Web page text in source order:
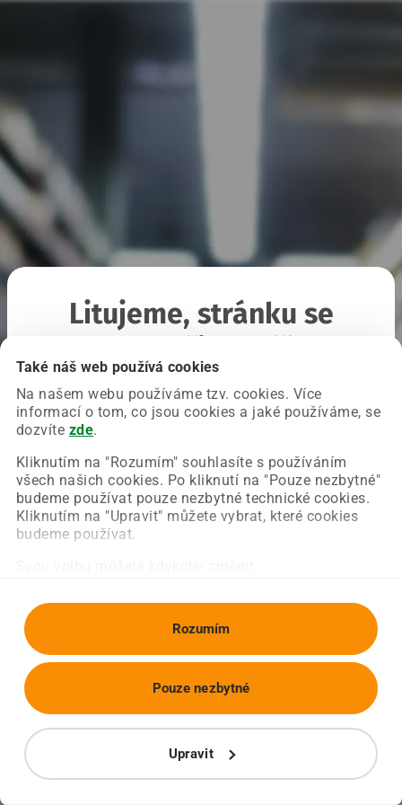
Také náš web používá cookies
Na našem webu používáme tzv. cookies. Více
informací o tom, co jsou cookies a jaké používáme, se
dozvíte zde.
Kliknutím na "Rozumím" souhlasíte s používáním
všech našich cookies. Po kliknutí na "Pouze nezbytné"
budeme používat pouze nezbytné technické cookies.
Kliknutím na "Upravit" můžete vybrat, které cookies
budeme používat.
Rozumím
Upravit
Pouze nezbytné
Litujeme, stránku se
Chyba nastala na naší straně a už ji opravujeme.
Zkuste prosím znovu načíst požadovanou stránku.
Obnovit stránku Úvodní strana